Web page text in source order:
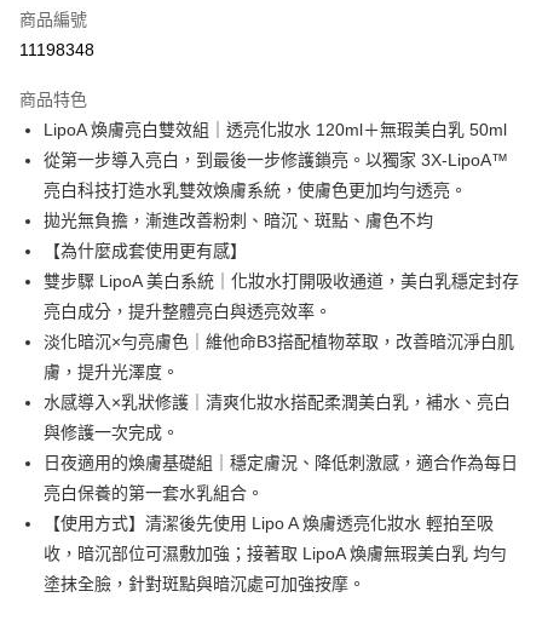
超商取貨付款
Apple Pay
街口支付
悠遊付
Google Pay
全盈+PAY
大哥付你分期
相關說明
【大哥付你分期使用說明】
1.本服務由台灣大哥大提供，台灣大哥大用戶可立即使用無須另外申請。
流程，驗證手機門號後，選擇欲分期的期數、繳款截止日，確認付款後即完
成交易。
3.實際核准額度、可分期數及費用金額請依後續交易確認頁面所載為準。
4.訂單成立30分鐘內，如未前往確認交易或遇審核未通過，訂單將自動取
消。如遇「轉專審核」未通過狀況，表示未達大哥付你分期系統評分，恕無
法說明評估內容。
ATM付款
貨到付款
運送方式
全家取貨付款
商品編號
11198348
商品特色
LipoA 煥膚亮白雙效組｜透亮化妝水 120ml＋無瑕美白乳 50ml
從第一步導入亮白，到最後一步修護鎖亮。以獨家 3X-LipoA™
亮白科技打造水乳雙效煥膚系統，使膚色更加均勻透亮。
拋光無負擔，漸進改善粉刺、暗沉、斑點、膚色不均
【為什麼成套使用更有感】
雙步驟 LipoA 美白系統｜化妝水打開吸收通道，美白乳穩定封存
亮白成分，提升整體亮白與透亮效率。
淡化暗沉×勻亮膚色｜維他命B3搭配植物萃取，改善暗沉淨白肌
膚，提升光澤度。
水感導入×乳狀修護｜清爽化妝水搭配柔潤美白乳，補水、亮白
與修護一次完成。
日夜適用的煥膚基礎組｜穩定膚況、降低刺激感，適合作為每日
亮白保養的第一套水乳組合。
【使用方式】清潔後先使用 Lipo A 煥膚透亮化妝水 輕拍至吸
收，暗沉部位可濕敷加強；接著取 LipoA 煥膚無瑕美白乳 均勻
塗抹全臉，針對斑點與暗沉處可加強按摩。